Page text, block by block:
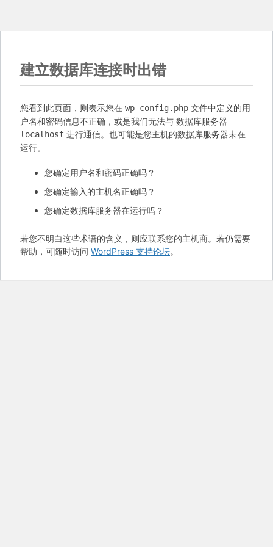
建立数据库连接时出错
您看到此页面，则表示您在 wp-config.php 文件中定义的用
户名和密码信息不正确，或是我们无法与 数据库服务器
localhost 进行通信。也可能是您主机的数据库服务器未在
运行。
您确定用户名和密码正确吗？
您确定输入的主机名正确吗？
您确定数据库服务器在运行吗？
若您不明白这些术语的含义，则应联系您的主机商。若仍需要
帮助，可随时访问 WordPress 支持论坛。